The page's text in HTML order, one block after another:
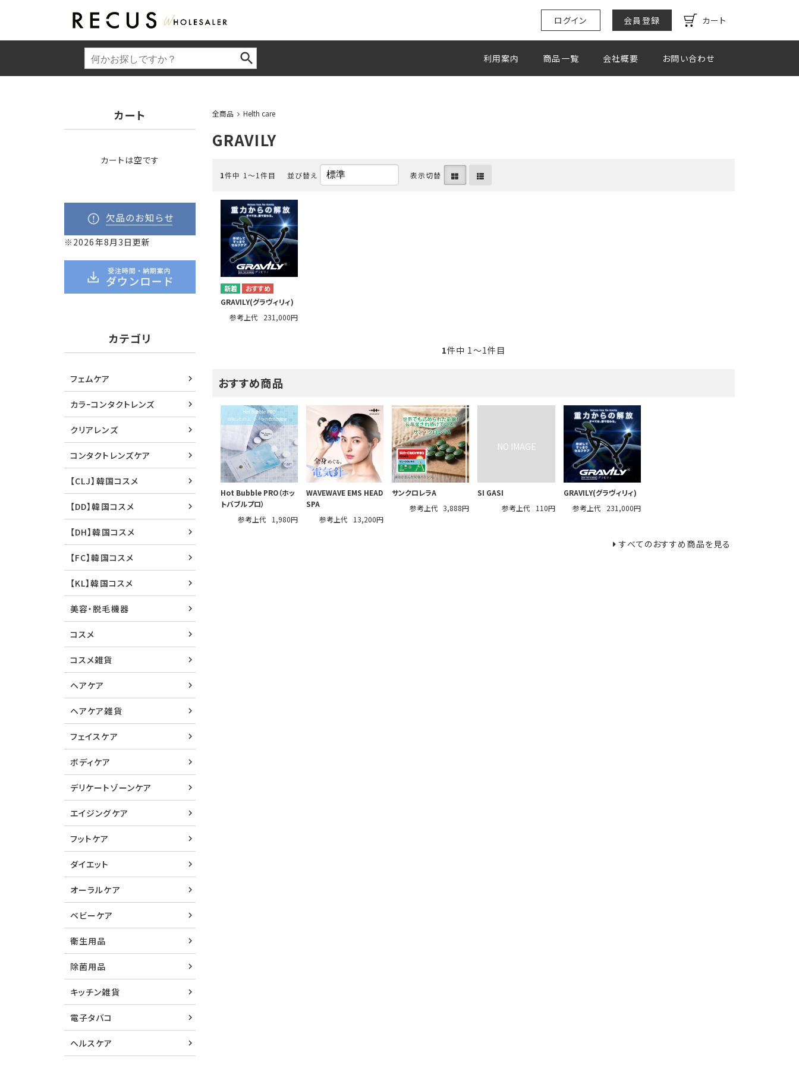
ログイン 会員登録 カート
利用案内 商品一覧 会社概要 お問い合わせ
全商品 Helth care
GRAVILY
1件中 1〜1件目 並び替え 表示切替
GRAVILY(グラヴィリィ)
参考上代
231,000円
1件中 1〜1件目
おすすめ商品
Hot Bubble PRO（ホッ
トバブルプロ）
参考上代
1,980円
WAVEWAVE EMS HEAD
SPA
参考上代
13,200円
サンクロレラA
参考上代 3,888円
SI GASI
参考上代
110円
GRAVILY(グラヴィリィ)
参考上代
231,000円
すべてのおすすめ商品を見る
カート
カートは空です
※2026年8月3日更新
カテゴリ
フェムケア
カラｰコンタクトレンズ
クリアレンズ
コンタクトレンズケア
【CLJ】韓国コスメ
【DD】韓国コスメ
【DH】韓国コスメ
【FC】韓国コスメ
【KL】韓国コスメ
美容・脱毛機器
コスメ
コスメ雑貨
ヘアケア
ヘアケア雑貨
フェイスケア
ボディケア
デリケートゾーンケア
エイジングケア
フットケア
ダイエット
オーラルケア
ベビーケア
衛生用品
除菌用品
キッチン雑貨
電子タバコ
ヘルスケア